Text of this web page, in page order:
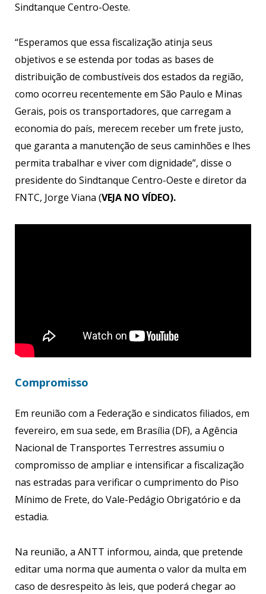
Sindtanque Centro-Oeste.
“Esperamos que essa fiscaliza­ção atinja seus
objetivos e se estenda por todas as bases de
distribuição de combustíveis dos estados da região,
como ocorreu recentemente em São Paulo e Minas
Gerais, pois os transportadores, que carregam a
economia do país, merecem rece­ber um frete justo,
que garanta a ma­nutenção de seus caminhões e lhes
permita trabalhar e viver com digni­dade”, disse o
presidente do Sindtanque Centro-Oeste e dire­tor da
FNTC, Jorge Viana (VEJA NO VÍDEO).
Compromisso
Em reunião com a Federação e sindicatos filiados, em
fevereiro, em sua sede, em Bra­sília (DF), a Agência
Nacio­nal de Transportes Terrestres assumiu o
compro­misso de ampliar e intensificar a fisca­lização
nas estra­das para verificar o cumprimento do Piso
Mínimo de Frete, do Vale-Pe­dágio Obrigatório e da
estadia.
Na reunião, a ANTT infor­mou, ainda, que pretende
editar uma norma que aumenta o valor da multa em
caso de desrespeito às leis, que poderá chegar ao